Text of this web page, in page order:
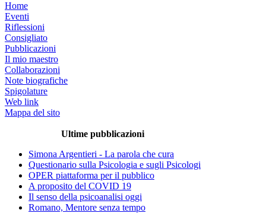
Home
Eventi
Riflessioni
Consigliato
Pubblicazioni
Il mio maestro
Collaborazioni
Note biografiche
Spigolature
Web link
Mappa del sito
Ultime pubblicazioni
Simona Argentieri - La parola che cura
Questionario sulla Psicologia e sugli Psicologi
OPER piattaforma per il pubblico
A proposito del COVID 19
Il senso della psicoanalisi oggi
Romano, Mentore senza tempo